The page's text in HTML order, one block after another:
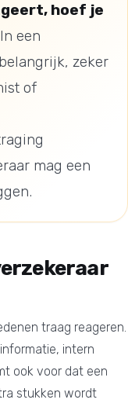
hoef je
In een
zeker
of
mag een
traag reageren.
intern
ook voor dat een
stukken wordt